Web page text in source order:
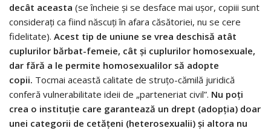
decât aceasta (se încheie și se desface mai ușor, copiii sunt
considerați ca fiind născuți în afara căsătoriei, nu se cere
fidelitate). Acest tip de uniune se vrea deschisă atât
cuplurilor bărbat-femeie, cât și cuplurilor homosexuale,
dar fără a le permite homosexualilor să adopte
copii. Tocmai această calitate de struțo-cămilă juridică
conferă vulnerabilitate ideii de „parteneriat civil”. Nu poți
crea o instituție care garantează un drept (adopția) doar
unei categorii de cetățeni (heterosexualii) și altora nu